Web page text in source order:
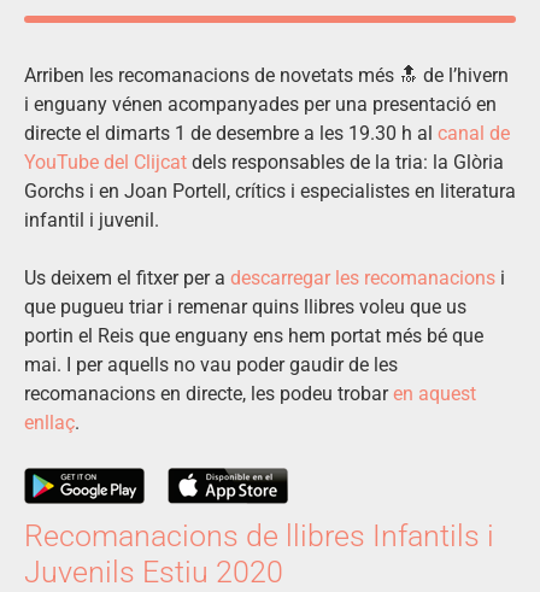
Arriben les recomanacions de novetats més 🔝 de l’hivern
i enguany vénen acompanyades per una presentació en
directe el dimarts 1 de desembre a les 19.30 h al canal de
YouTube del Clijcat dels responsables de la tria: la Glòria
Gorchs i en Joan Portell, crítics i especialistes en literatura
infantil i juvenil.
Us deixem el fitxer per a descarregar les recomanacions i
que pugueu triar i remenar quins llibres voleu que us
portin el Reis que enguany ens hem portat més bé que
mai. I per aquells no vau poder gaudir de les
recomanacions en directe, les podeu trobaren aquest
enllaç.
Recomanacions de llibres Infantils i
Juvenils Estiu 2020